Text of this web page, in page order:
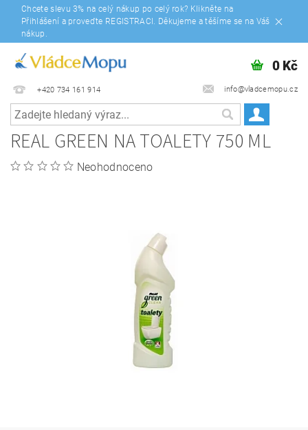
Chcete slevu 3% na celý nákup po celý rok? Klikněte na
Přihlášení a proveďte REGISTRACI. Děkujeme a těšíme se na Váš
nákup.
+420 734 161 914 info@vladcemopu.cz
0 Kč
REAL GREEN NA TOALETY 750 ML
Neohodnoceno